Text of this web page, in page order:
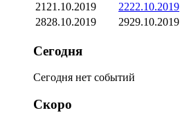
21 21.10.2019 2222.10.2019
2828.10.2019 2929.10.2019
Сегодня
Сегодня нет событий
Скоро